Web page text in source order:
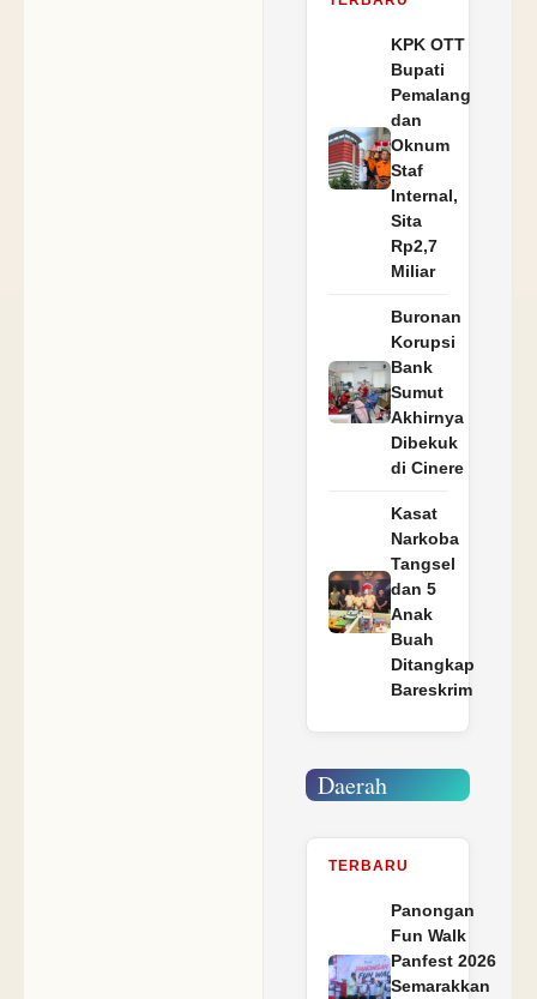
‎KPK OTT
Bupati
Pemalang
dan
Oknum
Staf
Internal,
Sita
Rp2,7
Miliar
Buronan
Korupsi
Bank
Sumut
Akhirnya
Dibekuk
di Cinere
Kasat
Narkoba
Tangsel
dan 5
Anak
Buah
Ditangkap
Bareskrim
Daerah
TERBARU
Panongan
Fun Walk
Panfest 2026
Semarakkan